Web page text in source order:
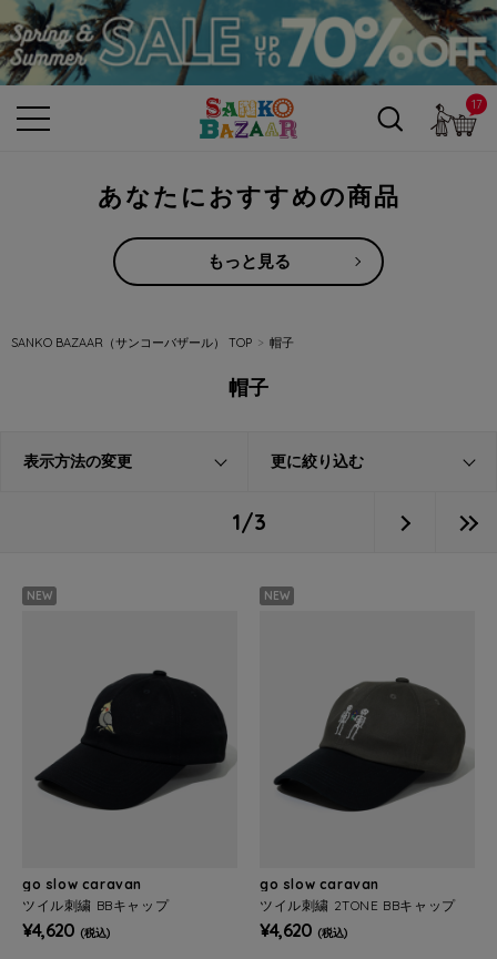
17カ
あなたにおすすめの商品
もっと見る
SANKO BAZAAR（サンコーバザール） TOP 帽子
帽子
表示方法の変更 更に絞り込む
1/3
NEW
go slow caravan
ツイル刺繍 BBキャップ
¥4,620 (税込)
NEW
go slow caravan
ツイル刺繍 2TONE BBキャップ
¥4,620 (税込)